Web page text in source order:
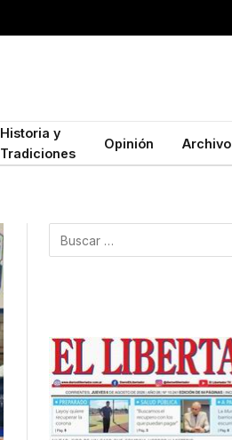
Historia y
Tradiciones
Opinión Archivo